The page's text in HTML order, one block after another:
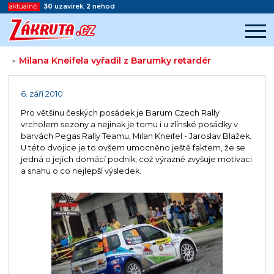
aktuálně: 30 uzavírek, 2 nehod
> Milana Kneifela vyřadil z Barumky retardér
Začátek reklamy
6. září 2010
Pro většinu českých posádek je Barum Czech Rally
vrcholem sezony a nejinak je tomu i u zlínské posádky v
barvách Pegas Rally Teamu, Milan Kneifel - Jaroslav Blažek.
U této dvojice je to ovšem umocněno ještě faktem, že se
jedná o jejich domácí podnik, což výrazně zvyšuje motivaci
a snahu o co nejlepší výsledek.